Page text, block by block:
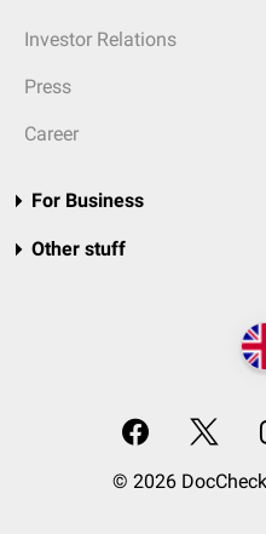
Investor Relations
Press
Career
For Business
Other stuff
© 2026